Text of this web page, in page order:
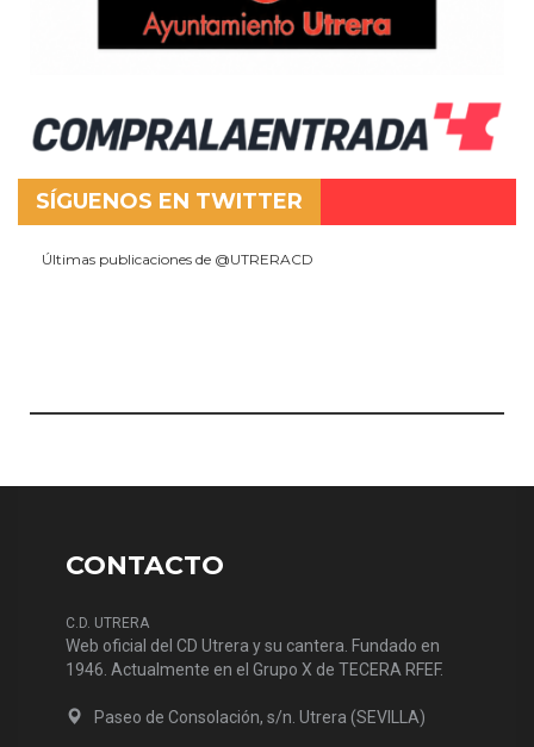
SÍGUENOS EN TWITTER
Últimas publicaciones de @UTRERACD
CONTACTO
C.D. UTRERA
Web oficial del CD Utrera y su cantera. Fundado en
1946. Actualmente en el Grupo X de TECERA RFEF.
Paseo de Consolación, s/n. Utrera (SEVILLA)